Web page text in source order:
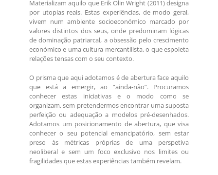
Materializam aquilo que Erik Olin Wright (2011) designa
por utopias reais. Estas experiências, de modo geral,
vivem num ambiente socioeconómico marcado por
valores distintos dos seus, onde predominam lógicas
de dominação patriarcal, a obsessão pelo crescimento
económico e uma cultura mercantilista, o que espoleta
relações tensas com o seu contexto.
O prisma que aqui adotamos é de abertura face aquilo
que está a emergir, ao “ainda-não”. Procuramos
conhecer estas iniciativas e o modo como se
organizam, sem pretendermos encontrar uma suposta
perfeição ou adequação a modelos pré-desenhados.
Adotamos um posicionamento de abertura, que visa
conhecer o seu potencial emancipatório, sem estar
preso às métricas próprias de uma perspetiva
neoliberal e sem um foco exclusivo nos limites ou
fragilidades que estas experiências também revelam.